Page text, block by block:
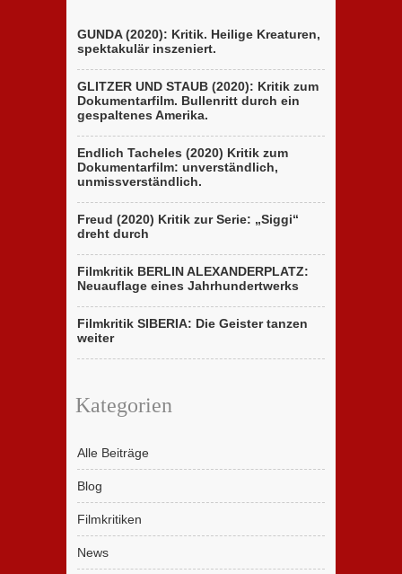
GUNDA (2020): Kritik. Heilige Kreaturen,
spektakulär inszeniert.
GLITZER UND STAUB (2020): Kritik zum
Dokumentarfilm. Bullenritt durch ein
gespaltenes Amerika.
Endlich Tacheles (2020) Kritik zum
Dokumentarfilm: unverständlich,
unmissverständlich.
Freud (2020) Kritik zur Serie: „Siggi“
dreht durch
Filmkritik BERLIN ALEXANDERPLATZ:
Neuauflage eines Jahrhundertwerks
Filmkritik SIBERIA: Die Geister tanzen
weiter
Kategorien
Alle Beiträge
Blog
Filmkritiken
News